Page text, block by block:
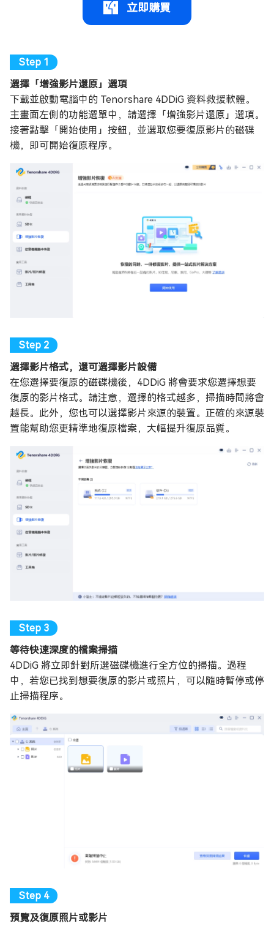
立即購買
選擇「增強影片還原」選項
下載並啟動電腦中的 Tenorshare 4DDiG 資料救援軟體。
主畫面左側的功能選單中，請選擇「增強影片還原」選項。
接著點擊「開始使用」按鈕，並選取您要復原影片的磁碟
機，即可開始復原程序。
選擇影片格式，還可選擇影片設備
在您選擇要復原的磁碟機後，4DDiG 將會要求您選擇想要
復原的影片格式。請注意，選擇的格式越多，掃描時間將會
越長。此外，您也可以選擇影片來源的裝置。正確的來源裝
置能幫助您更精準地復原檔案，大幅提升復原品質。
等待快速深度的檔案掃描
4DDiG 將立即針對所選磁碟機進行全方位的掃描。過程
中，若您已找到想要復原的影片或照片，可以隨時暫停或停
止掃描程序。
預覽及復原照片或影片